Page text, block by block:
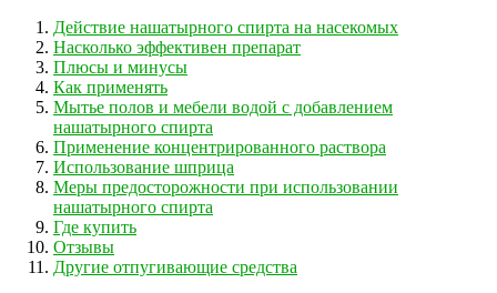
Действие нашатырного спирта на насекомых
Насколько эффективен препарат
Плюсы и минусы
Как применять
Мытье полов и мебели водой с добавлением
нашатырного спирта
Применение концентрированного раствора
Использование шприца
Меры предосторожности при использовании
нашатырного спирта
Где купить
Отзывы
Другие отпугивающие средства